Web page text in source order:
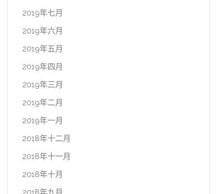
2019年七月
2019年六月
2019年五月
2019年四月
2019年三月
2019年二月
2019年一月
2018年十二月
2018年十一月
2018年十月